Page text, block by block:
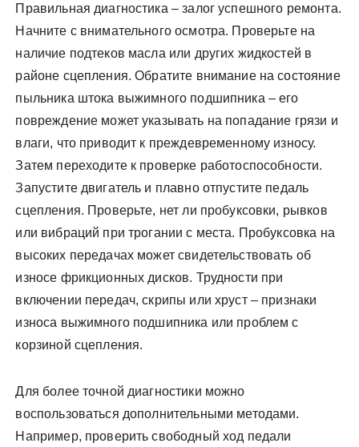
Правильная диагностика – залог успешного ремонта.
Начните с внимательного осмотра. Проверьте на
наличие подтеков масла или других жидкостей в
районе сцепления. Обратите внимание на состояние
пыльника штока выжимного подшипника – его
повреждение может указывать на попадание грязи и
влаги, что приводит к преждевременному износу.
Затем переходите к проверке работоспособности.
Запустите двигатель и плавно отпустите педаль
сцепления. Проверьте, нет ли пробуксовки, рывков
или вибраций при трогании с места. Пробуксовка на
высоких передачах может свидетельствовать об
износе фрикционных дисков. Трудности при
включении передач, скрипы или хруст – признаки
износа выжимного подшипника или проблем с
корзиной сцепления.
Для более точной диагностики можно
воспользоваться дополнительными методами.
Например, проверить свободный ход педали